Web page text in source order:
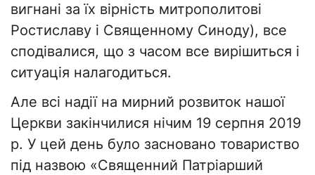
вигнані за їх вірність митрополитові
Ростиславу і Священному Синоду), все
сподівалися, що з часом все вирішиться і
ситуація налагодиться.
Але всі надії на мирний розвиток нашої
Церкви закінчилися нічим 19 серпня 2019
р. У цей день було засновано товариство
під назвою «Священний Патріарший